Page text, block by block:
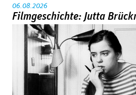
06.08.2026
Filmgeschichte: Jutta